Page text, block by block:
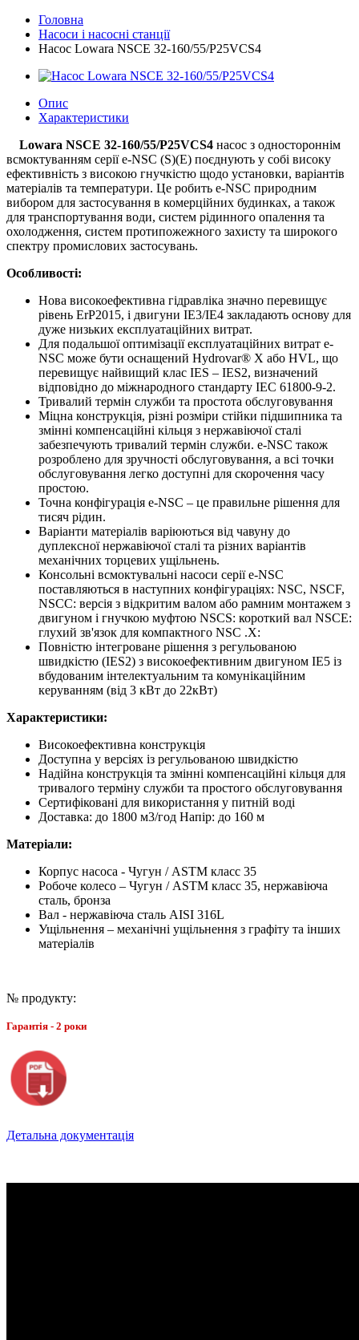
Головна
Насоси і насосні станції
Насос Lowara NSCE 32-160/55/P25VCS4
Опис
Характеристики
Lowara NSCE 32-160/55/P25VCS4 насос з одностороннім
всмоктуванням серії e-NSC (S)(E) поєднують у собі високу
ефективність з високою гнучкістю щодо установки, варіантів
матеріалів та температури. Це робить e-NSC природним
вибором для застосування в комерційних будинках, а також
для транспортування води, систем рідинного опалення та
охолодження, систем протипожежного захисту та широкого
спектру промислових застосувань.
Особливості:
Нова високоефективна гідравліка значно перевищує
рівень ErP2015, і двигуни IE3/IE4 закладають основу для
дуже низьких експлуатаційних витрат.
Для подальшої оптимізації експлуатаційних витрат e-
NSC може бути оснащений Hydrovar® X або HVL, що
перевищує найвищий клас IES – IES2, визначений
відповідно до міжнародного стандарту IEC 61800-9-2.
Тривалий термін служби та простота обслуговування
Міцна конструкція, різні розміри стійки підшипника та
змінні компенсаційні кільця з нержавіючої сталі
забезпечують тривалий термін служби. e-NSC також
розроблено для зручності обслуговування, а всі точки
обслуговування легко доступні для скорочення часу
простою.
Точна конфігурація e-NSC – це правильне рішення для
тисяч рідин.
Варіанти матеріалів варіюються від чавуну до
дуплексної нержавіючої сталі та різних варіантів
механічних торцевих ущільнень.
Консольні всмоктувальні насоси серії e-NSC
поставляються в наступних конфігураціях: NSC, NSCF,
NSCC: версія з відкритим валом або рамним монтажем з
двигуном і гнучкою муфтою NSCS: короткий вал NSCE:
глухий зв'язок для компактного NSC .X:
Повністю інтегроване рішення з регульованою
швидкістю (IES2) з високоефективним двигуном IE5 із
вбудованим інтелектуальним та комунікаційним
керуванням (від 3 кВт до 22кВт)
Характеристики:
Високоефективна конструкція
Доступна у версіях із регульованою швидкістю
Надійна конструкція та змінні компенсаційні кільця для
тривалого терміну служби та простого обслуговування
Сертифіковані для використання у питній воді
Доставка: до 1800 м3/год Напір: до 160 м
Матеріали:
Корпус насоса - Чугун / ASTM класс 35
Робоче колесо – Чугун / ASTM класс 35, нержавіюча
сталь, бронза
Вал - нержавіюча сталь AISI 316L
Ущільнення – механічні ущільнення з графіту та інших
матеріалів
№ продукту:
Гарантія - 2 роки
Детальна документація